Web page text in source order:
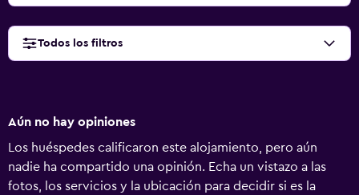
Todos los filtros
Aún no hay opiniones
Los huéspedes calificaron este alojamiento, pero aún
nadie ha compartido una opinión. Echa un vistazo a las
fotos, los servicios y la ubicación para decidir si es la